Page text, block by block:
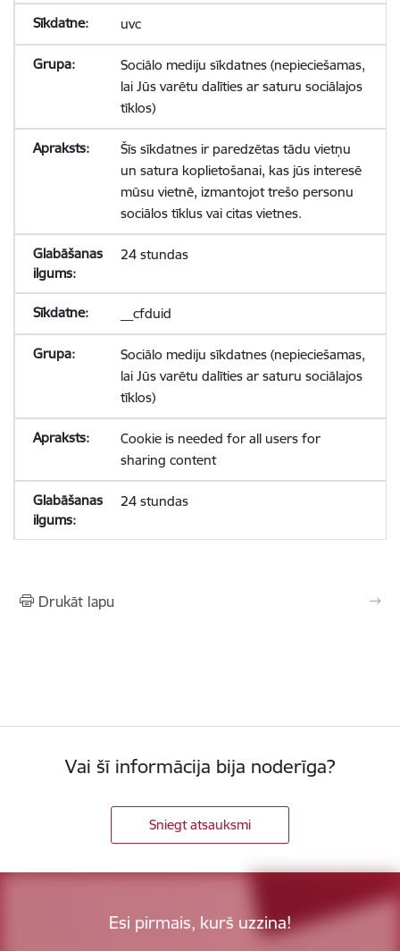
uvc
Sociālo mediju sīkdatnes (nepieciešamas,
lai Jūs varētu dalīties ar saturu sociālajos
tīklos)
Šīs sīkdatnes ir paredzētas tādu vietņu
un satura koplietošanai, kas jūs interesē
mūsu vietnē, izmantojot trešo personu
sociālos tīklus vai citas vietnes.
24 stundas
__cfduid
Sociālo mediju sīkdatnes (nepieciešamas,
lai Jūs varētu dalīties ar saturu sociālajos
tīklos)
Cookie is needed for all users for
sharing content
24 stundas
Drukāt lapu
Vai šī informācija bija noderīga?
Sniegt atsauksmi
Esi pirmais, kurš uzzina!